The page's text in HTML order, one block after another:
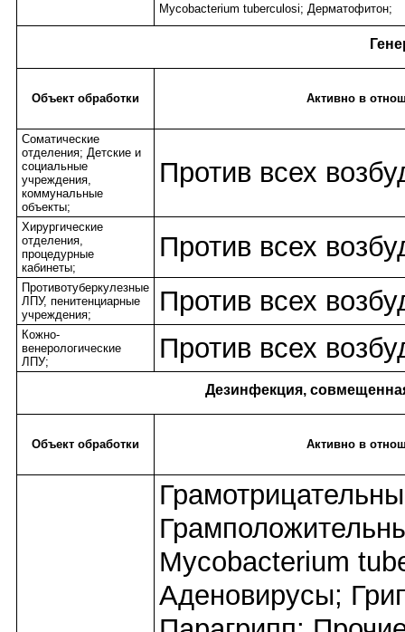
Mycobacterium tuberculosi; Дерматофитон;
Объект обработки Активно в
Соматические
отделения; Детские и
социальные
учреждения,
коммунальные
объекты;
Против всех
Хирургические
отделения,
процедурные
кабинеты;
Против всех
Противотуберкулезные
ЛПУ, пенитенциарные
учреждения;
Против всех
Кожно-
венерологические
ЛПУ;
Против всех
Дезинфекция,
Объект обработки Активно в
Mycobacterium
Аденовирусы;